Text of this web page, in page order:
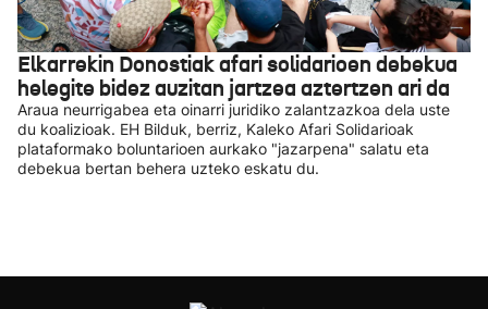
Elkarrekin Donostiak afari solidarioen debekua
helegite bidez auzitan jartzea aztertzen ari da
Araua neurrigabea eta oinarri juridiko zalantzazkoa dela uste
du koalizioak. EH Bilduk, berriz, Kaleko Afari Solidarioak
plataformako boluntarioen aurkako "jazarpena" salatu eta
debekua bertan behera uzteko eskatu du.